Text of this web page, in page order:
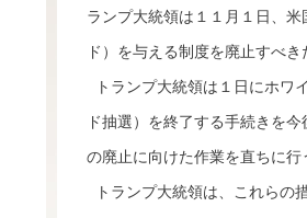
ランプ大統領は１１月１日、
ド）を与える制度を廃止すべき
トランプ大統領は１日にホワ
ド抽選）を終了する手続きを
の廃止に向けた作業を直ちに行
トランプ大統領は、これらの